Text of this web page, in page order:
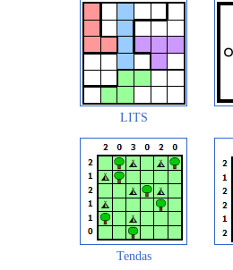
LITS
Tendas